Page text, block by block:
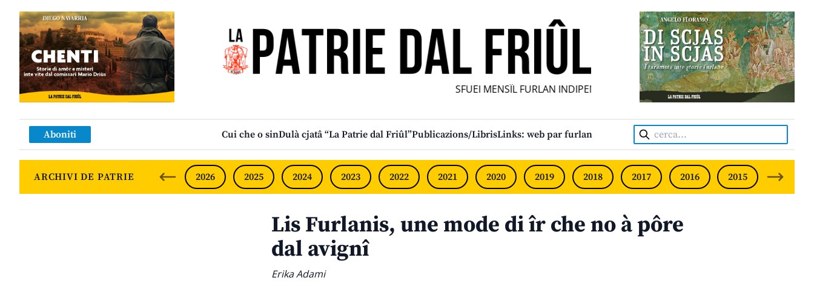
SFUEI MENSÎL FURLAN INDIPENDENT • INDEPENDENT FRIULIAN MONTHLY •
Aboniti Cui che o sinDulà cjatâ “La Patrie dal Friûl”Publicazions/LibrisLinks: web par furlan Cerca:
ARCHIVI DE PATRIE 2026 2025 2024 2023 2022 2021 2020 2019 2018 2017 2016 2015 2014
Lis Furlanis, une mode di îr che no à pôre
dal avignî
Erika Adami